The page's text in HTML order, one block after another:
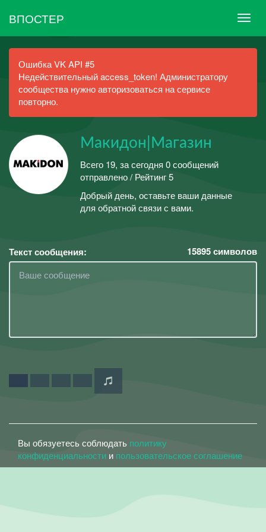
ВПОСТЕР
Ошибка VK API #5
Недействительный access_token! Администратору
сообщества нужно авторизоваться на сервисе
повторно.
Макидон|Магазин
Всего 19, за сегодня 0 сообщений
отправлено / Рейтинг 5
Добрый день, оставьте ваши данные
для обратной связи с вами.
Текст сообщения: 15895символов
Вы обязуетесь соблюдать политику
конфиденциальности и пользовательское соглашение